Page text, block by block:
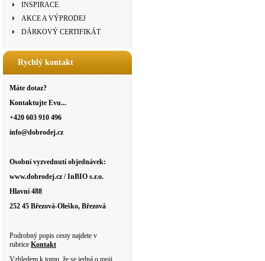
INSPIRACE
AKCE A VÝPRODEJ
DÁRKOVÝ CERTIFIKÁT
Rychlý kontakt
Máte dotaz?
Kontaktujte Evu...
+420 603 910 496
info@dobrodej.cz
Osobní vyzvednutí objednávek:
www.dobrodej.cz / InBIO s.r.o.
Hlavní 488
252 45 Březová-Oleško, Březová
Podrobný popis cesty najdete v
rubrice Kontakt
Vzhledem k tomu, že se jedná o moji